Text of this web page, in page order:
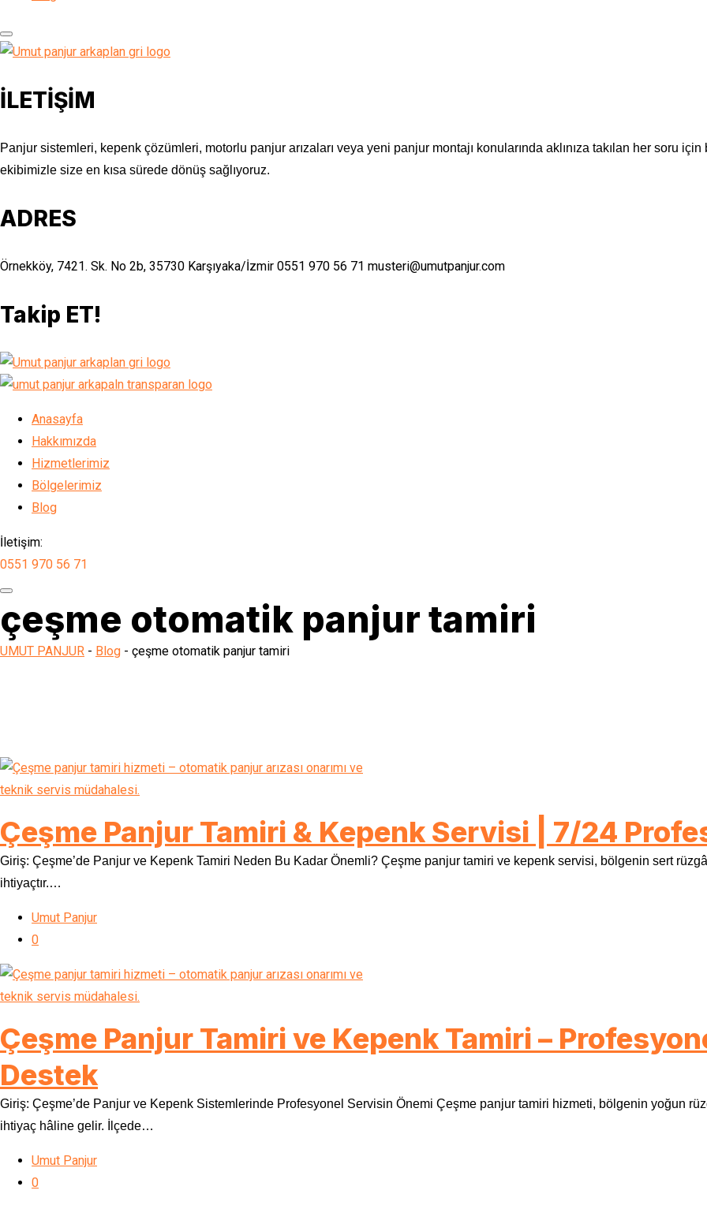
İLETİŞİM
Panjur sistemleri, kepenk çözümleri, motorlu panjur arızaları veya yeni panjur montajı konularında aklınıza takılan her soru
ekibimizle size en kısa sürede dönüş sağlıyoruz.
ADRES
Örnekköy, 7421. Sk. No 2b, 35730 Karşıyaka/İzmir 0551 970 56 71 musteri@umutpanjur.com
Takip ET!
Anasayfa
Hakkımızda
Hizmetlerimiz
Bölgelerimiz
Blog
İletişim:
0551 970 56 71
çeşme otomatik panjur tamiri
UMUT PANJUR - Blog - çeşme otomatik panjur tamiri
Çeşme Panjur Tamiri & Kepenk Servisi | 7/24
Giriş: Çeşme’de Panjur ve Kepenk Tamiri Neden Bu Kadar Önemli? Çeşme panjur tamiri ve kepenk servisi, bölgenin sert
ihtiyaçtır.…
Umut Panjur
0
Çeşme Panjur Tamiri ve Kepenk Tamiri –
Destek
Giriş: Çeşme’de Panjur ve Kepenk Sistemlerinde Profesyonel Servisin Önemi Çeşme panjur tamiri hizmeti, bölgenin yoğun
ihtiyaç hâline gelir. İlçede…
Umut Panjur
0